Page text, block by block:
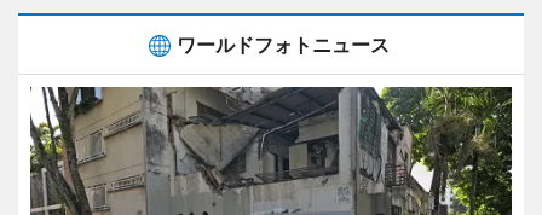
ワールドフォトニュース